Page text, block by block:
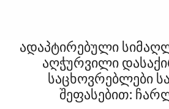
ადაპტირებული
აღჭურვილი
საცხოვრებლები
შეფასებით: